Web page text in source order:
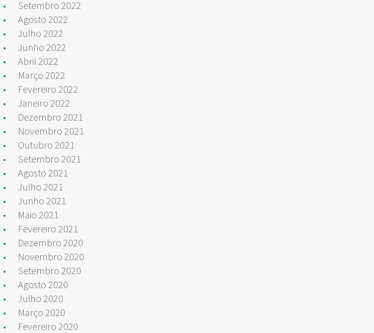
Setembro 2022
Agosto 2022
Julho 2022
Junho 2022
Abril 2022
Março 2022
Fevereiro 2022
Janeiro 2022
Dezembro 2021
Novembro 2021
Outubro 2021
Setembro 2021
Agosto 2021
Julho 2021
Junho 2021
Maio 2021
Fevereiro 2021
Dezembro 2020
Novembro 2020
Setembro 2020
Agosto 2020
Julho 2020
Março 2020
Fevereiro 2020